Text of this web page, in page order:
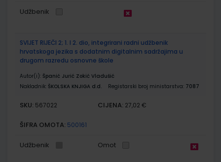
Udžbenik
SVIJET RIJEČI 2; 1. I 2. dio, integrirani radni udžbenik
hrvatskoga jezika s dodatnim digitalnim sadržajima u
drugom razredu osnovne škole
Autor(i): Španić Jurić Zokić Vladušić
Nakladnik: ŠKOLSKA KNJIGA d.d. Registarski broj ministarstva: 7087
SKU: 567022 CIJENA: 27,02 €
ŠIFRA OMOTA: 500161
Udžbenik Omot